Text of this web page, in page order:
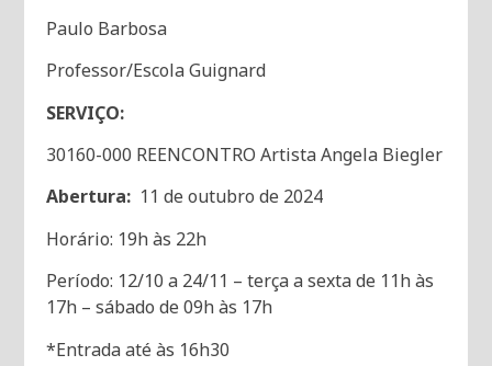
Paulo Barbosa
Professor/Escola Guignard
SERVIÇO:
30160-000 REENCONTRO Artista Angela Biegler
Abertura: 11 de outubro de 2024
Horário: 19h às 22h
Período: 12/10 a 24/11 – terça a sexta de 11h às
17h – sábado de 09h às 17h
*Entrada até às 16h30